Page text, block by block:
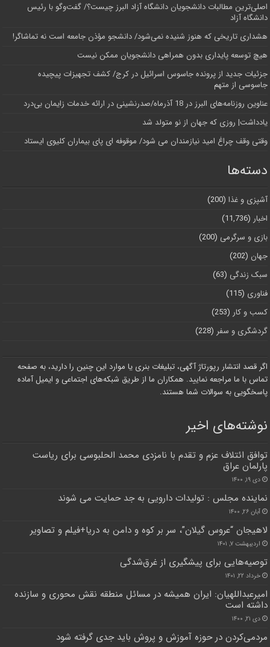
اصلی‌ترین مطالبات دانشجویان دانشگاه آزاد البرز چیست؟/ گفت‌وگو با رئیس
دانشگاه آز‌اد
هشداری تاریخی که هنوز شنیده نمی‌شود/ دانشجو مؤذن جامعه است نه تماشاگر!
هیچ توسعه پایداری بدون همراهی دانشجویان ممکن نیست
جزئیات جدید از پرونده جاسوس اسرائیل در کرج/‌ کشف تجهیزات پیچیده
جاسوسی از متهم
عناوین روزنامه‌های البرز در ‌18 آذرماه/صدرنشینی در ارائه خدمات زایمان بی‌درد
یادداشت| روزی که جهان از نو متولد شد
وقتی وقف چراغ امید نیازمندان می شود/ موقوفه ای پای بیماران کلیوی ایستاد
دسته‌ها
آشپزی و غذا (200)
اخبار (11,736)
بازی و سرگرمی (200)
جهان (202)
سبک زندگی (63)
فناوری (115)
کسب و کار (253)
گردشگری و سفر (228)
اگر قصد انتشار رپورتاژ آگهی، تبلیغات بنری یا موارد این چنین را دارید، به صفحه
تماس با ما مراجعه نمایید. همکاران ما از طریق شبکه‌های اجتماعی و ایمیل آماده
پاسخگویی به سوالات شما هستند.
نوشته‌های اخیر
توافق ائتلاف عزم و تقدم با نامزدی محمد الحلبوسی برای ریاست
پارلمان عراق
دی ۱۹, ۱۴۰۰
نماینده مجلس : تولیدات دارویی به جد حمایت می شوند
آبان ۲۶, ۱۴۰۰
لاهیجان “عروس گیلان”، سر بر کوه و دامن به دریا+فیلم و تصاویر
اردیبهشت ۷, ۱۴۰۱
توصیه‌هایی برای پیشگیری از غرق‌شدگی
خرداد ۲۲, ۱۴۰۱
امیرعبداللهیان: ایران همیشه در مسائل منطقه نقش محوری و سازنده
داشته است
دی ۲۱, ۱۴۰۰
مردمی‌کردن در حوزه آموزش و پروش باید جدی گرفته شود